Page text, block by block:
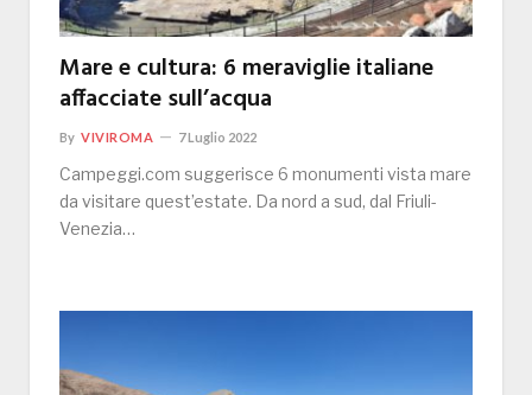
Mare e cultura: 6 meraviglie italiane
affacciate sull’acqua
By VIVIROMA 7 Luglio 2022
Campeggi.com suggerisce 6 monumenti vista mare
da visitare quest’estate. Da nord a sud, dal Friuli-
Venezia…